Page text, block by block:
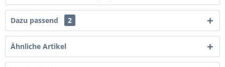
Dazu passend 2
Ähnliche Artikel